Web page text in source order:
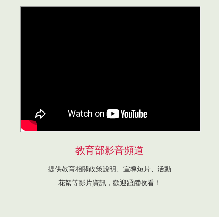
教育部影音頻道
提供教育相關政策說明、宣導短片、活動
花絮等影片資訊，歡迎踴躍收看！